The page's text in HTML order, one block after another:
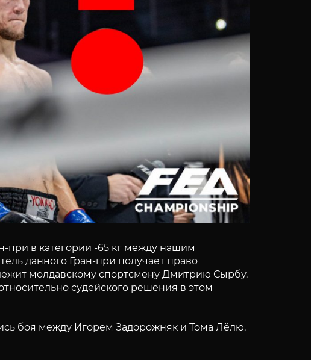
при в категории -65 кг между нашим
данного Гран-при получает право
молдавскому спортсмену Дмитрию Сырбу.
судейского решения в этом
боя между Игорем Задорожняк и Тома Лёлю.